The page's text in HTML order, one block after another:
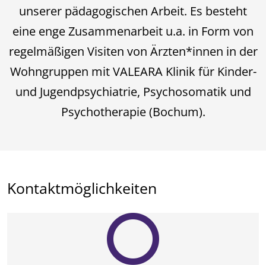
unserer pädagogischen Arbeit. Es besteht
eine enge Zusammenarbeit u.a. in Form von
regelmäßigen Visiten von Ärzten*innen in der
Wohngruppen mit VALEARA Klinik für Kinder-
und Jugendpsychiatrie, Psychosomatik und
Psychotherapie (Bochum).
Kontaktmöglichkeiten